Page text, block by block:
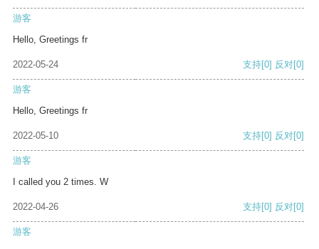
游客
Hello, Greetings fr
2022-05-24 支持[0] 反对[0]
游客
Hello, Greetings fr
2022-05-10 支持[0] 反对[0]
游客
I called you 2 times. W
2022-04-26 支持[0] 反对[0]
游客